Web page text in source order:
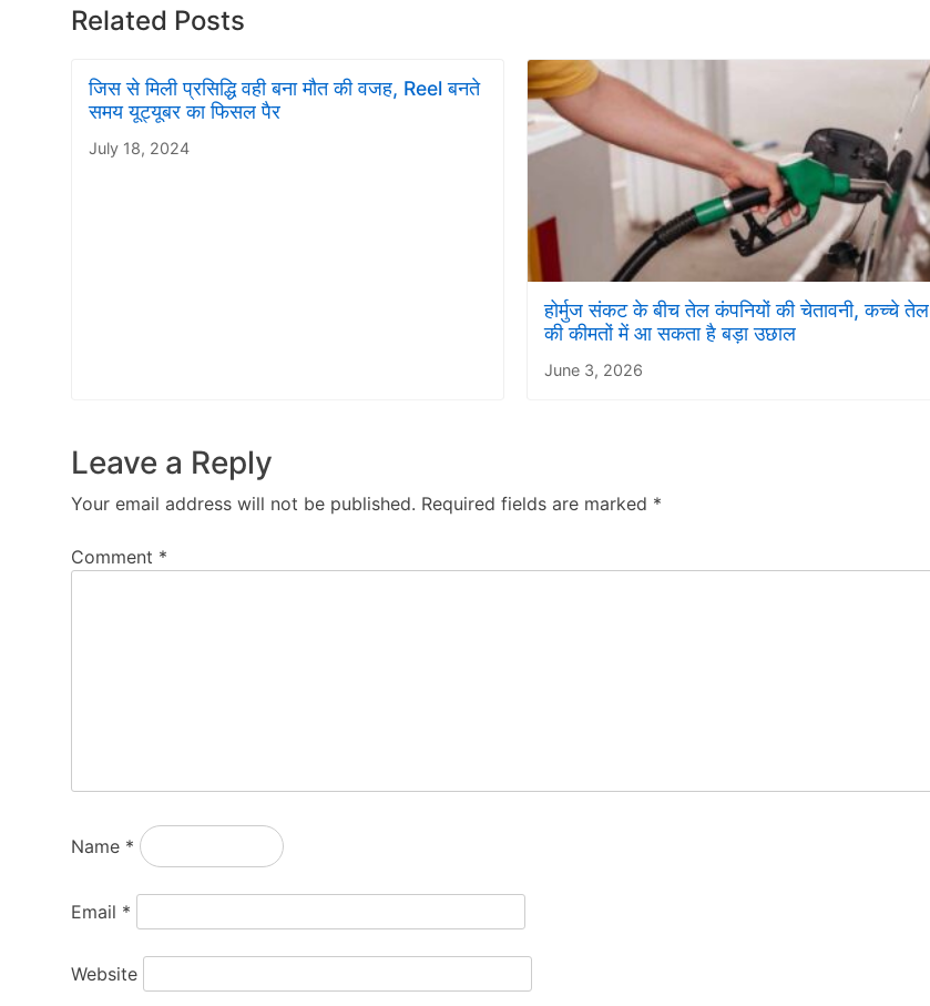
Related Posts
जिस से मिली प्रसिद्धि वही बना मौत की वजह, Reel बनते
समय यूट्यूबर का फिसल पैर
July 18, 2024
होर्मुज संकट के बीच तेल कंपनियों की चेतावनी, कच्चे तेल
की कीमतों में आ सकता है बड़ा उछाल
June 3, 2026
Leave a Reply
Your email address will not be published. Required fields are marked *
Comment *
Name *
Email *
Website